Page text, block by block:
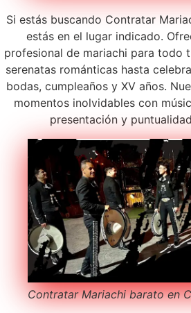
Si estás buscando Contratar
estás en el lugar indicado.
profesional de mariachi para todo
serenatas románticas hasta
bodas, cumpleaños y XV años.
momentos inolvidables con
presentación y
Contratar Mariachi barato en